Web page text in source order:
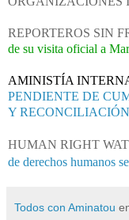
REPORTEROS SIN
de su visita oficial a
AMINISTÍA
PENDIENTE DE
Y RECONCILIACIÓN
HUMAN RIGHT
de derechos humanos
Todos con Aminatou